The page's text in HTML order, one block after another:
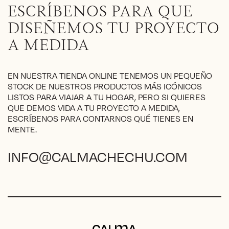
se
pueden
elegir
en
de
producto
ESCRÍBENOS PARA QUE
DISEÑEMOS TU PROYECTO
A MEDIDA
EN NUESTRA TIENDA ONLINE TENEMOS UN PEQUEÑO
STOCK DE NUESTROS PRODUCTOS MÁS ICÓNICOS
LISTOS PARA VIAJAR A TU HOGAR, PERO SI QUIERES
QUE DEMOS VIDA A TU PROYECTO A MEDIDA,
ESCRÍBENOS PARA CONTARNOS QUÉ TIENES EN
MENTE.
INFO@CALMACHECHU.COM